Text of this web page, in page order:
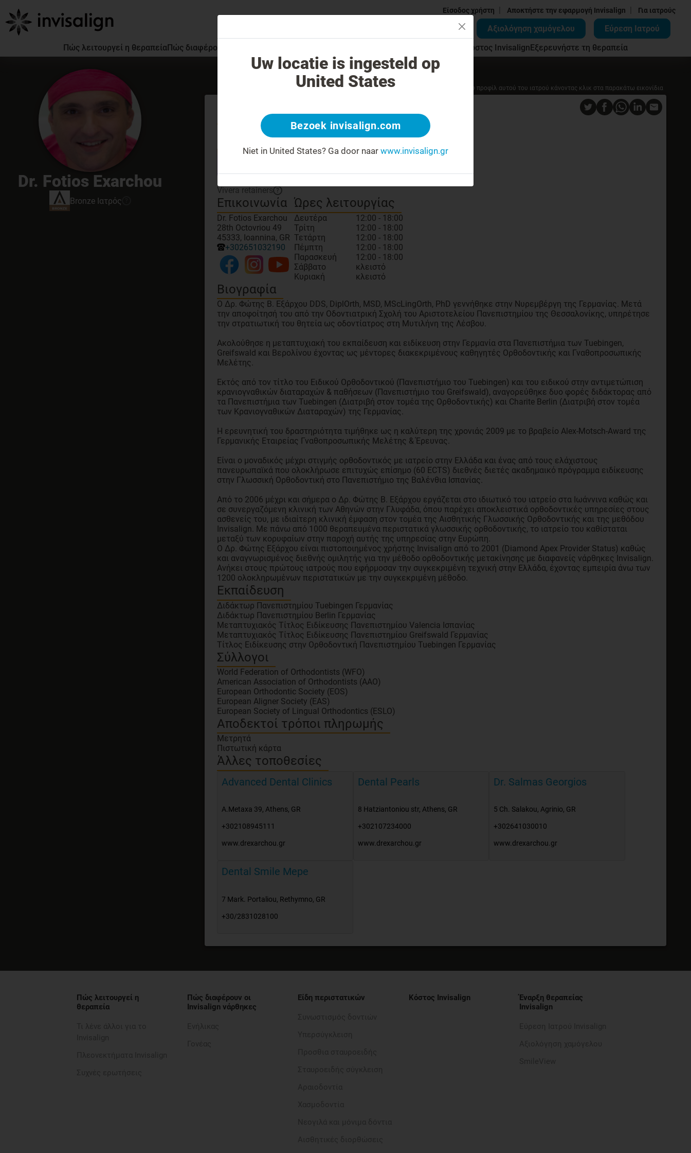
Είσοδος χρήστη Αποκτήστε την εφαρμογή Invisalign Για ιατρούς
Αξιολόγηση χαμόγελου
Εύρεση Ιατρού
Πώς λειτουργεί η θεραπείαΠώς διαφέρουν οι Invisalign νάρθηκες Κόστος InvisalignΕξερευνήστε τη θεραπεία
Dr. Fotios Exarchou
Bronze Ιατρός
Μοιραστείτε έναν σύνδεσμο του προφίλ αυτού του ιατρού κάνοντας κλικ στα παρακάτω εικονίδια
Γνωρίστε τον ιατρό σας
GDC number: FotiosExarchou
Bronze
Ιατρός
Vivera retainers ?
Επικοινωνία
Dr. Fotios Exarchou
28th Octovriou 49
45333, Ioannina, GR
+302651032190
Ώρες λειτουργίας
Δευτέρα
12:00 - 18:00
Τρίτη
12:00 - 18:00
Τετάρτη
12:00 - 18:00
Πέμπτη
12:00 - 18:00
Παρασκευή
12:00 - 18:00
Σάββατο
κλειστό
Κυριακή
κλειστό
Βιογραφία
Ο Δρ. Φώτης Β. Εξάρχου DDS, DiplOrth, MSD, MScLingOrth, PhD γεννήθηκε στην Νυρεμβέργη της Γερμανίας. Μετά
την αποφοίτησή του από την Οδοντιατρική Σχολή του Αριστοτελείου Πανεπιστημίου της Θεσσαλονίκης, υπηρέτησε
την στρατιωτική του θητεία ως οδοντίατρος στη Μυτιλήνη της Λέσβου.
Ακολούθησε η μεταπτυχιακή του εκπαίδευση και ειδίκευση στην Γερμανία στα Πανεπιστήμια των Tuebingen,
Greifswald και Βερολίνου έχοντας ως μέντορες διακεκριμένους καθηγητές Ορθοδοντικής και Γναθοπροσωπικής
Μελέτης.
Εκτός από τον τίτλο του Ειδικού Ορθοδοντικού (Πανεπιστήμιο του Tuebingen) και του ειδικού στην αντιμετώπιση
κρανιογναθικών διαταραχών & παθήσεων (Πανεπιστήμιο του Greifswald), αναγορεύθηκε δυο φορές διδάκτορας από
τα Πανεπιστήμια των Tuebingen (Διατριβή στον τομέα της Ορθοδοντικής) και Charite Berlin (Διατριβή στον τομέα
των Κρανιογναθικών Διαταραχών) της Γερμανίας.
H ερευνητική του δραστηριότητα τιμήθηκε ως η καλύτερη της χρονιάς 2009 με το βραβείο Alex-Motsch-Award της
Γερμανικής Εταιρείας Γναθοπροσωπικής Μελέτης & Έρευνας.
Είναι ο μοναδικός μέχρι στιγμής ορθοδοντικός με ιατρείο στην Ελλάδα και ένας από τους ελάχιστους
πανευρωπαϊκά που ολοκλήρωσε επιτυχώς επίσημο (60 ECTS) διεθνές διετές ακαδημαικό πρόγραμμα ειδίκευσης
στην Γλωσσική Ορθοδοντική στο Πανεπιστήμιο της Βαλένθια Ισπανίας.
Από το 2006 μέχρι και σήμερα ο Δρ. Φώτης Β. Εξάρχου εργάζεται στο ιδιωτικό του ιατρείο στα Ιωάννινα καθώς και
σε συνεργαζόμενη κλινική των Αθηνών στην Γλυφάδα, όπου παρέχει αποκλειστικά ορθοδοντικές υπηρεσίες στους
ασθενείς του, με ιδιαίτερη κλινική έμφαση στον τομέα της Αισθητικής Γλωσσικής Ορθοδοντικής και της μεθόδου
Invisalign. Με πάνω από 1000 θεραπευμένα περιστατικά γλωσσικής ορθοδοντικής, το ιατρείο του καθίσταται
μεταξύ των κορυφαίων στην παροχή αυτής της υπηρεσίας στην Ευρώπη.
O Δρ. Φώτης Εξάρχου είναι πιστοποιημένος χρήστης Invisalign από το 2001 (Diamond Apex Provider Status) καθώς
και αναγνωρισμένος διεθνής ομιλητής για την μέθοδο ορθοδοντικής μετακίνησης με διαφανείς νάρθηκες Invisalign.
Ανήκει στους πρώτους ιατρούς που εφήρμοσαν την συγκεκριμένη τεχνική στην Ελλάδα, έχοντας εμπειρία άνω των
1200 ολοκληρωμένων περιστατικών με την συγκεκριμένη μέθοδο.
Εκπαίδευση
Διδάκτωρ Πανεπιστημίου Tuebingen Γερμανίας
Διδάκτωρ Πανεπιστημίου Berlin Γερμανίας
Μεταπτυχιακός Τίτλος Ειδίκευσης Πανεπιστημίου Valencia Ισπανίας
Μεταπτυχιακός Τίτλος Ειδίκευσης Πανεπιστημίου Greifswald Γερμανίας
Τίτλος Ειδίκευσης στην Ορθοδοντική Πανεπιστημίου Tuebingen Γερμανίας
Σύλλογοι
World Federation of Orthodontists (WFO)
American Association of Orthodontists (AAO)
European Orthodontic Society (EOS)
European Aligner Society (EAS)
European Society of Lingual Orthodontics (ESLO)
Αποδεκτοί τρόποι πληρωμής
Μετρητά
Πιστωτική κάρτα
Άλλες τοποθεσίες
Advanced Dental Clinics
A.Metaxa 39, Athens, GR
+302108945111
www.drexarchou.gr
Dental Pearls
8 Hatziantoniou str, Athens, GR
+302107234000
www.drexarchou.gr
Dr. Salmas Georgios
5 Ch. Salakou, Agrinio, GR
+302641030010
www.drexarchou.gr
Dental Smile Mepe
7 Mark. Portaliou, Rethymno, GR
+30/2831028100
Πώς λειτουργεί η
θεραπεία
Πώς διαφέρουν οι
Invisalign νάρθηκες
Είδη περιστατικών Κόστος Invisalign
Έναρξη θεραπείας
Invisalign
Uw locatie is ingesteld op
United States
Bezoek invisalign.com
Niet in United States? Ga door naar www.invisalign.gr